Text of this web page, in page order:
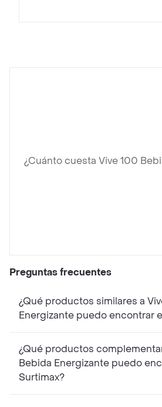
¿Cuánto cuesta Vive 100
Preguntas frecuentes
¿Qué productos similares a
Energizante puedo encontrar
¿Qué productos
Bebida Energizante puedo
Surtimax?